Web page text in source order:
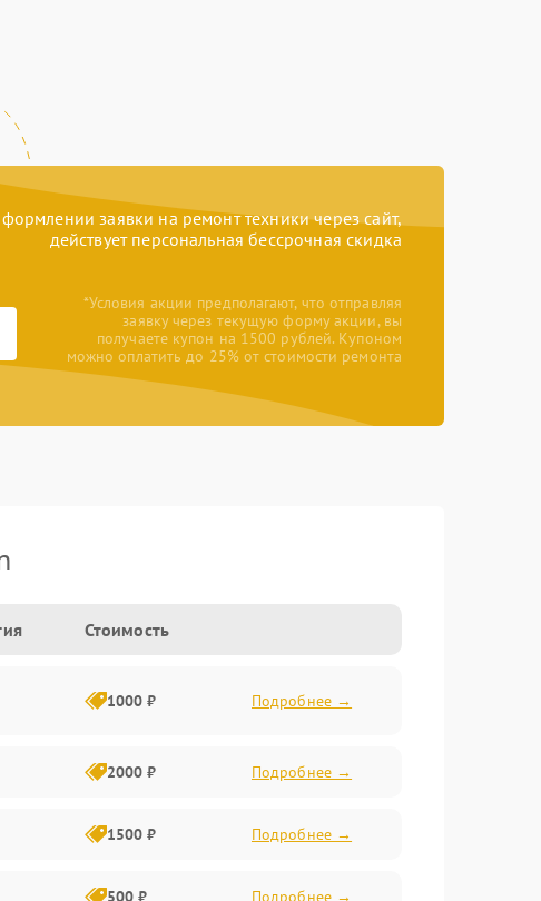
заявки на ремонт техники через сайт,
действует персональная бессрочная скидка
*Условия акции предполагают, что отправляя
заявку через текущую форму акции, вы
получаете купон на 1500 рублей. Купоном
можно оплатить до 25% от стоимости ремонта
Стоимость
1000 ₽ Подробнее →
2000 ₽ Подробнее →
1500 ₽ Подробнее →
500 ₽ Подробнее →